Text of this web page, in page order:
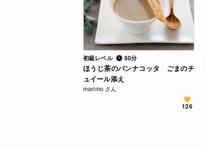
初級レベル 50分
ほうじ茶のパンナコッタ ごまのチ
ュイール添え
marimo さん
126